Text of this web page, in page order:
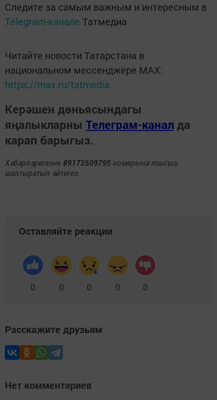
Следите за самым важным и интересным в
Telegram-канале Татмедиа
Читайте новости Татарстана в
национальном мессенджере MАХ:
https://max.ru/tatmedia
Керәшен дөньясындагы
яңалыкларны Телеграм-канал да
карап барыгыз.
Хәбәрләрегезне 89172509795 номерына языгыз,
шалтыратып әйтегез.
Оставляйте реакции
0 0 0 0 0
Расскажите друзьям
Нет комментариев